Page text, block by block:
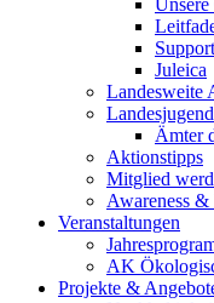
Juleica
Landesweite
Ämter
Aktionstipps
Mitglied
Awareness &
Veranstaltungen
AK
Projekte &